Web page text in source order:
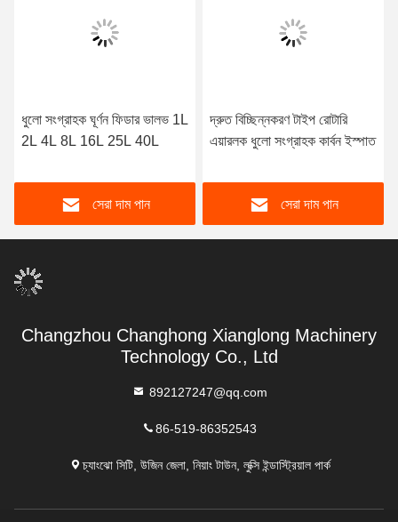
ধুলো সংগ্রাহক ঘূর্ণন ফিডার ভালভ 1L
2L 4L 8L 16L 25L 40L
সেরা দাম পান
দ্রুত বিচ্ছিন্নকরণ টাইপ রোটারি
এয়ারলক ধুলো সংগ্রাহক কার্বন ইস্পাত
সেরা দাম পান
Changzhou Changhong Xianglong Machinery
Technology Co., Ltd
892127247@qq.com
86-519-86352543
চ্যাংঝো সিটি, উজিন জেলা, নিয়াং টাউন, লুক্সি ইন্ডাস্ট্রিয়াল পার্ক